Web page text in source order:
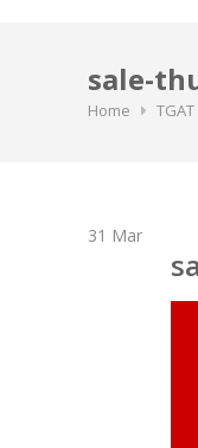
sale-
Home
31 Mar